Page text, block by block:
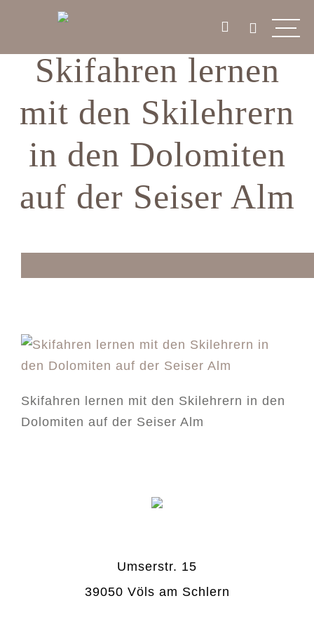
Skifahren lernen
mit den Skilehrern
in den Dolomiten
auf der Seiser Alm
Skifahren lernen mit den Skilehrern in den
Dolomiten auf der Seiser Alm
Umserstr. 15
39050 Völs am Schlern